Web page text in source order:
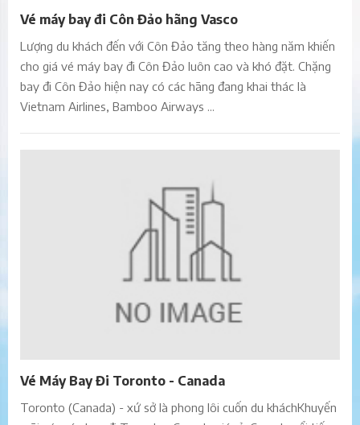
Vé máy bay đi Côn Đảo hãng Vasco
Lượng du khách đến với Côn Đảo tăng theo hàng năm khiến
cho giá vé máy bay đi Côn Đảo luôn cao và khó đặt. Chặng
bay đi Côn Đảo hiện nay có các hãng đang khai thác là
Vietnam Airlines, Bamboo Airways ...
Vé Máy Bay Đi Toronto - Canada
Toronto (Canada) - xứ sở là phong lôi cuốn du kháchKhuyến